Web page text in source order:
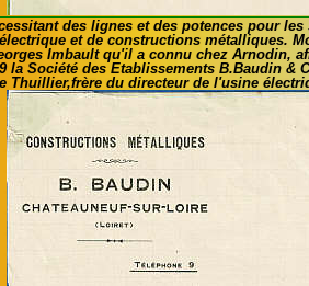
des lignes et des potences pour
et de constructions métalliques.
Imbault qu'il a connu chez
la Société des Etablissements B.Baudin
Thuillier,frère du directeur de l'usine